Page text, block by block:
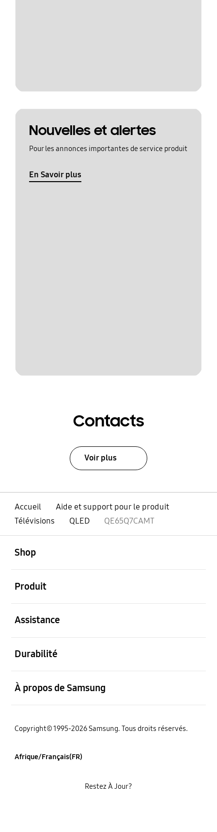
Nouvelles et alertes
Pour les annonces importantes de service produit
En Savoir plus
Contacts
Voir plus
Accueil
Aide et support pour le produit
Télévisions
QLED QE65Q7CAMT
Shop
Produit
Assistance
Durabilité
À propos de Samsung
Copyright© 1995-2026 Samsung. Tous droits réservés.
Afrique/Français(FR)
Restez À Jour?